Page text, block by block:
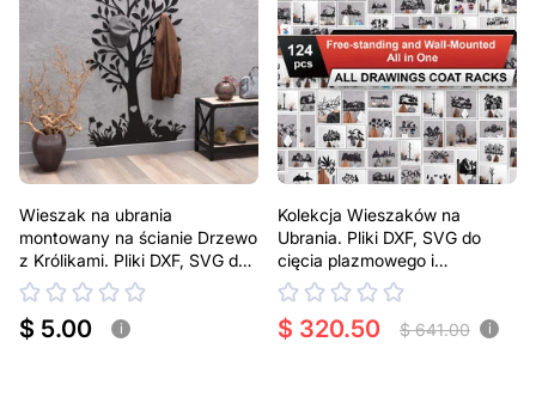
Wieszak na ubrania
montowany na ścianie Drzewo
z Królikami. Pliki DXF, SVG do
cięcia plazmowego i
laserowego
$ 5.00 i
Kolekcja Wieszaków na
Ubrania. Pliki DXF, SVG do
cięcia plazmowego i
laserowego
$ 320.50 $ 641.00 i